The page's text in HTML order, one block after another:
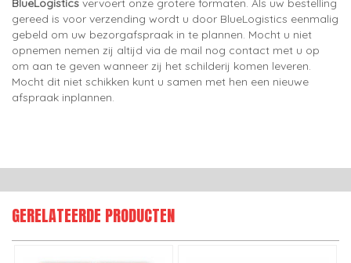
BlueLogistics vervoert onze grotere formaten. Als uw bestelling
gereed is voor verzending wordt u door BlueLogistics eenmalig
gebeld om uw bezorgafspraak in te plannen. Mocht u niet
opnemen nemen zij altijd via de mail nog contact met u op
om aan te geven wanneer zij het schilderij komen leveren.
Mocht dit niet schikken kunt u samen met hen een nieuwe
afspraak inplannen.
GERELATEERDE PRODUCTEN